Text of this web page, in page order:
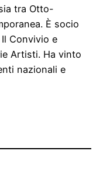
tra Otto-
È socio
Il Convivio e
Artisti. Ha vinto
nazionali e